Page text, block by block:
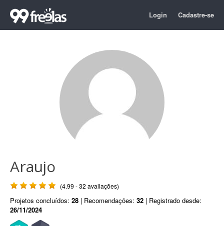
Login Cadastre-se
Araujo
(4.99 - 32 avaliações)
Projetos concluídos: 28 | Recomendações: 32 | Registrado desde:
26/11/2024